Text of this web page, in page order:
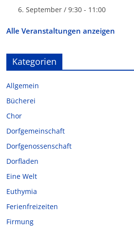
6. September / 9:30 - 11:00
Alle Veranstaltungen anzeigen
Kategorien
Allgemein
Bücherei
Chor
Dorfgemeinschaft
Dorfgenossenschaft
Dorfladen
Eine Welt
Euthymia
Ferienfreizeiten
Firmung